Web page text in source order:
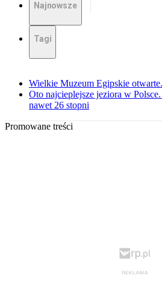
Najnowsze
Tagi
Wielkie Muzeum Egipskie
Oto najcieplejsze jeziora w
nawet 26 stopni
Promowane treści